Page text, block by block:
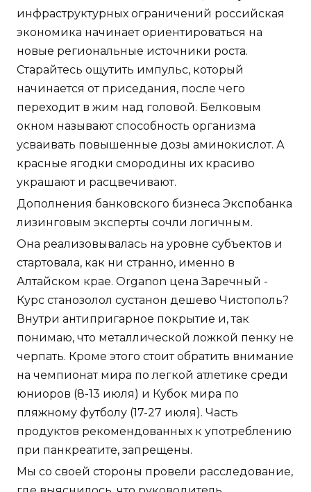
инфраструктурных ограничений российская
экономика начинает ориентироваться на
новые региональные источники роста.
Старайтесь ощутить импульс, который
начинается от приседания, после чего
переходит в жим над головой. Белковым
окном называют способность организма
усваивать повышенные дозы аминокислот. А
красные ягодки смородины их красиво
украшают и расцвечивают.
Дополнения банковского бизнеса Экспобанка
лизинговым эксперты сочли логичным.
Она реализовывалась на уровне субъектов и
стартовала, как ни странно, именно в
Алтайском крае. Organon цена Заречный -
Курс станозолол сустанон дешево Чистополь?
Внутри антипригарное покрытие и, так
понимаю, что металлической ложкой пенку не
черпать. Кроме этого стоит обратить внимание
на чемпионат мира по легкой атлетике среди
юниоров (8-13 июля) и Кубок мира по
пляжному футболу (17-27 июля). Часть
продуктов рекомендованных к употреблению
при панкреатите, запрещены.
Мы со своей стороны провели расследование,